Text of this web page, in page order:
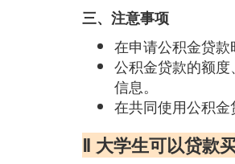
三、注意事项
在申请公积金贷款
公积金贷款的额
信息。
在共同使用公积金
Ⅱ 大学生可以贷款